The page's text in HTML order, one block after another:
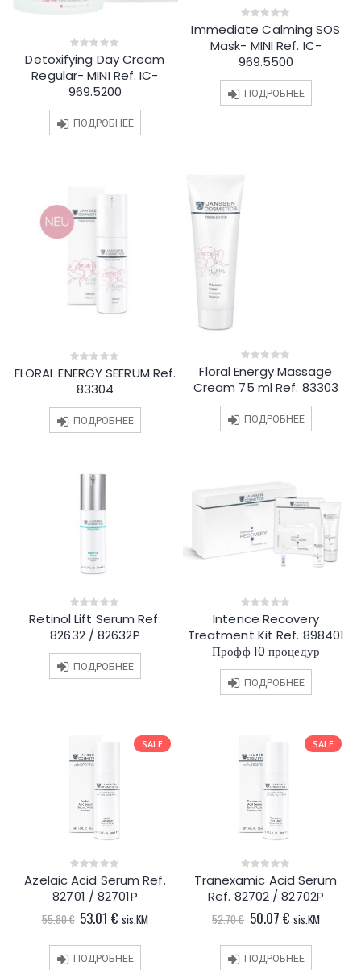
0
out
of
5
Detoxifying Day Cream
Regular- MINI Ref. IC-
969.5200
ПОДРОБНЕЕ
0
out
of
5
Immediate Calming SOS
Mask- MINI Ref. IC-
969.5500
ПОДРОБНЕЕ
0
of
FLORAL ENERGY SEERUM Ref.
83304
ПОДРОБНЕЕ
0
out
of
Floral Energy Massage
Cream 75 ml Ref. 83303
ПОДРОБНЕЕ
0
out
of
Retinol Lift Serum Ref.
82632 / 82632P
ПОДРОБНЕЕ
0
out
of
5
Intence Recovery
Treatment Kit Ref. 898401
Профф 10 процедур
ПОДРОБНЕЕ
SALE
0
of
Azelaic Acid Serum Ref.
82701 / 82701P
55.80€ Первоначальная
цена
составляла
55.80 €.
53.01€ Текущая
цена:
53.01 €.
sis.KM
ПОДРОБНЕЕ
SALE
0
of
Tranexamic Acid Serum
Ref. 82702 / 82702P
52.70€ Первоначальная
цена
составляла
52.70 €.
50.07 €Текущая
цена:
50.07 €.
sis.KM
ПОДРОБНЕЕ